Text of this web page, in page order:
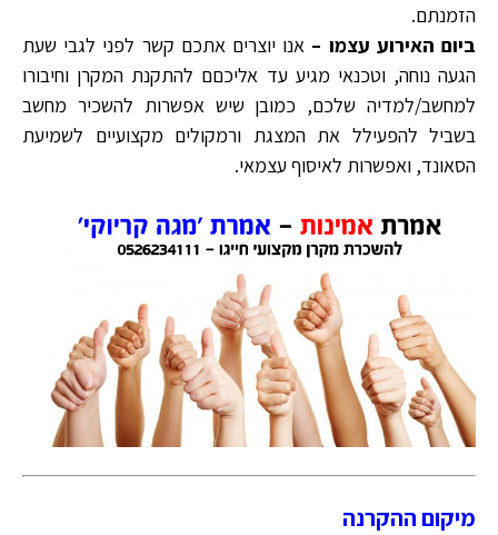
הזמנתם.
ביום האירוע עצמו – אנו יוצרים אתכם קשר לפני לגבי שעת
הגעה נוחה, וטכנאי מגיע עד אליכםם להתקנת המקרן וחיבורו
למחשב/למדיה שלכם, כמובן שיש אפשרות להשכיר מחשב
בשביל להפעילל את המצגת ורמקולים מקצועיים לשמיעת
הסאונד, ואפשרות לאיסוף עצמאי.
מיקום ההקרנה